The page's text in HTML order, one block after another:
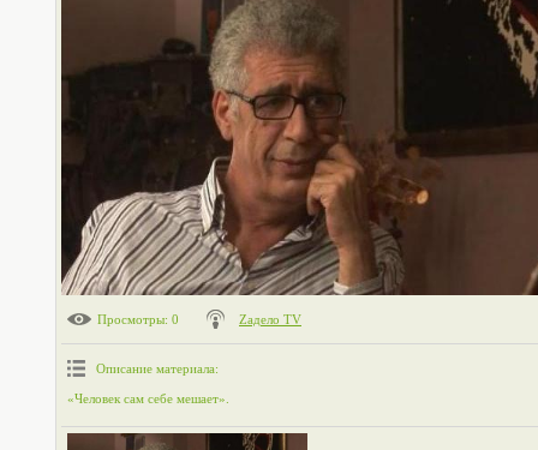
Просмотры: 0 Zадело TV
Описание материала:
«Человек сам себе мешает».